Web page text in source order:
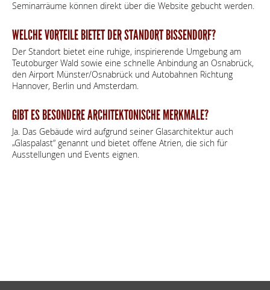
Seminarräume können direkt über die Website gebucht werden.
WELCHE VORTEILE BIETET DER STANDORT BISSENDORF?
Der Standort bietet eine ruhige, inspirierende Umgebung am
Teutoburger Wald sowie eine schnelle Anbindung an Osnabrück,
den Airport Münster/Osnabrück und Autobahnen Richtung
Hannover, Berlin und Amsterdam.
GIBT ES BESONDERE ARCHITEKTONISCHE MERKMALE?
Ja. Das Gebäude wird aufgrund seiner Glasarchitektur auch
„Glaspalast“ genannt und bietet offene Atrien, die sich für
Ausstellungen und Events eignen.